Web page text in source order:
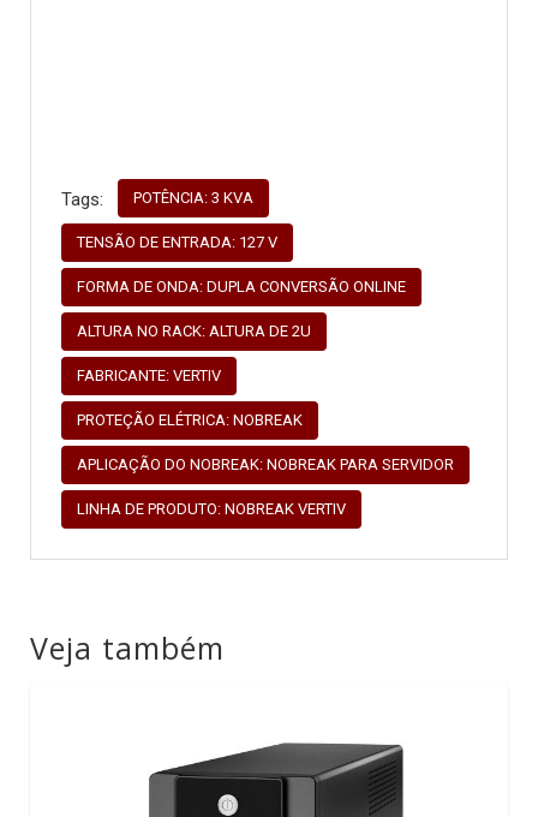
Tags: POTÊNCIA: 3 KVA
TENSÃO DE ENTRADA: 127 V
FORMA DE ONDA: DUPLA CONVERSÃO ONLINE
ALTURA NO RACK: ALTURA DE 2U
FABRICANTE: VERTIV
PROTEÇÃO ELÉTRICA: NOBREAK
APLICAÇÃO DO NOBREAK: NOBREAK PARA SERVIDOR
LINHA DE PRODUTO: NOBREAK VERTIV
Veja também